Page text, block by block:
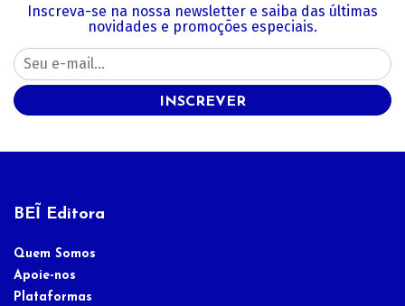
Inscreva-se na nossa newsletter e saiba das últimas
novidades e promoções especiais.
INSCREVER
BEĨ Editora
Quem Somos
Apoie-nos
Plataformas